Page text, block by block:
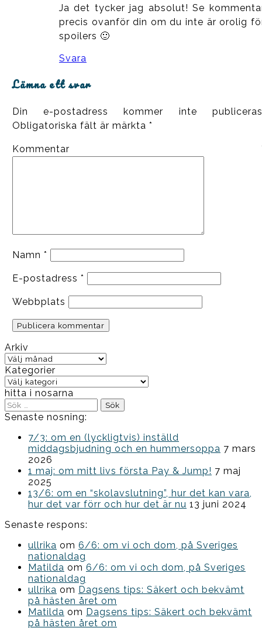
Ja det tycker jag absolut! Se
precis ovanför din om du inte är orolig
spoilers 🙂
Svara
Lämna ett svar
Din e-postadress kommer inte
Obligatoriska fält är märkta *
Kommentar
Namn *
E-postadress *
Webbplats
Arkiv
Arkiv
Kategorier
Kategorier
hitta i nosarna
Sök
efter:
Senaste nosning:
7/3: om en (lyckligtvis) inställd
middagsbjudning och en hummersoppa 7 mars
2026
1 maj: om mitt livs första Pay & Jump! 7 maj
2025
13/6: om en “skolavslutning”, hur det kan vara,
hur det var förr och hur det är nu 13 juni 2024
Senaste respons:
ullrika om 6/6: om vi och dom, på Sveriges
nationaldag
Matilda om 6/6: om vi och dom, på Sveriges
nationaldag
ullrika om Dagsens tips: Säkert och bekvämt
på hästen året om
Matilda om Dagsens tips: Säkert och bekvämt
på hästen året om